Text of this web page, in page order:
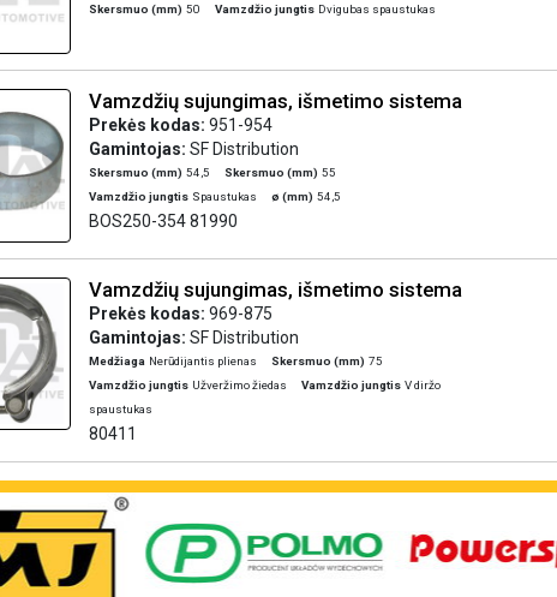
Skersmuo (mm) 50 Vamzdžio jungtis Dvigubas spaustukas
Vamzdžių sujungimas, išmetimo sistema
Prekės kodas: 951-954
Gamintojas: SF Distribution
Skersmuo (mm) 54,5 Skersmuo (mm) 55
Vamzdžio jungtis Spaustukas ø (mm) 54,5
BOS250-354 81990
Vamzdžių sujungimas, išmetimo sistema
Prekės kodas: 969-875
Gamintojas: SF Distribution
Medžiaga Nerūdijantis plienas Skersmuo (mm) 75
Vamzdžio jungtis Užveržimo žiedas Vamzdžio jungtis V diržo
spaustukas
80411